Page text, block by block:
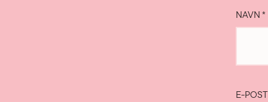
NAVN*
E-POST